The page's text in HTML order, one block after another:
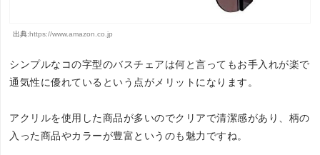
出典:https://www.amazon.co.jp
シンプルなコの字型のバスチェアは何と言ってもお手入れが楽で
通気性に優れているという点がメリットになります。
アクリルを使用した商品が多いのでクリアで清潔感があり、柄の
入った商品やカラーが豊富というのも魅力ですね。